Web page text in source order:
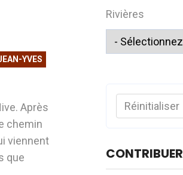
YVES
Après
chemin
viennent
que
Rivières
Réinitialiser
CONTRIBUER